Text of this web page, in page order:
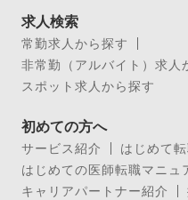
求人検索
常勤求人から探す
非常勤（アルバイト）求人
スポット求人から探す
初めての方へ
サービス紹介
はじめて
はじめての医師転職マニュ
キャリアパートナー紹介